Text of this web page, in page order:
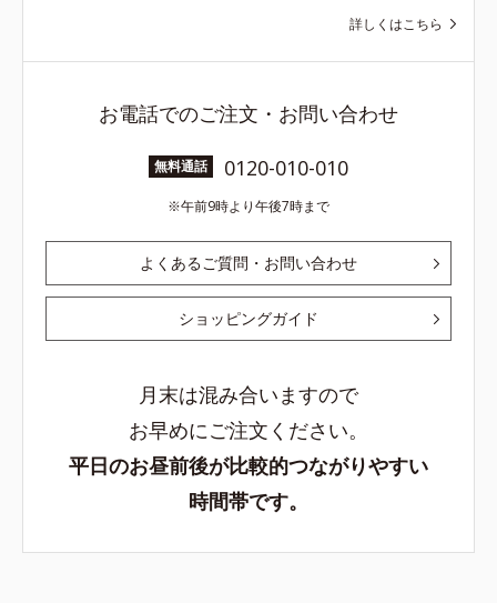
詳しくはこちら
お電話でのご注文・お問い合わせ
無料通話 0120-010-010
午前9時より午後7時まで
よくあるご質問・お問い合わせ
ショッピングガイド
月末は混み合いますので
お早めにご注文ください。
平日のお昼前後が比較的つながりやすい
時間帯です。